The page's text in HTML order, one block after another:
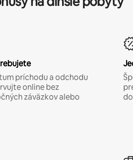
príchodu a odchodu
online bez
záväzkov alebo